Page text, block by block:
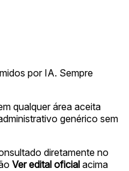
por IA. Sempre
qualquer área aceita
genérico sem
diretamente no
Ver edital oficial acima